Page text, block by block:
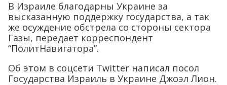
В Израиле благодарны Украине за
высказанную поддержку государства, а так
же осуждение обстрела со стороны сектора
Газы, передает корреспондент
“ПолитНавигатора”.
Об этом в соцсети Twitter написал посол
Государства Израиль в Украине Джоэл Лион.